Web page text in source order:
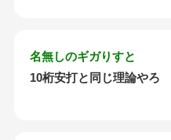
名無しのギガりすと
10桁安打と同じ理論やろ